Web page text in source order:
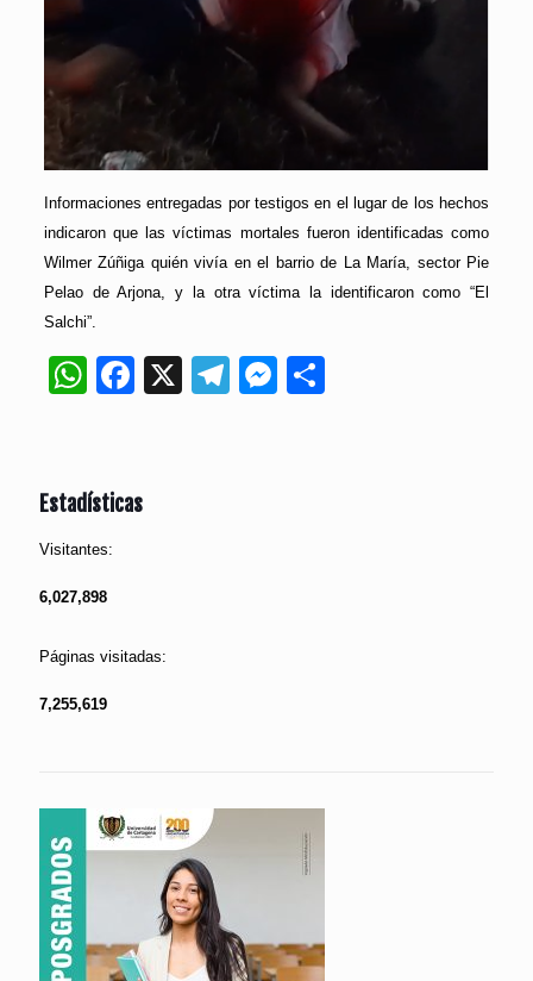
Informaciones entregadas por testigos en el lugar de los hechos
indicaron que las víctimas mortales fueron identificadas como
Wilmer Zúñiga quién vivía en el barrio de La María, sector Pie
Pelao de Arjona, y la otra víctima la identificaron como “El
Salchi”.
WhatsApp
Facebook
X Telegram
Messenger
Estadísticas
Visitantes:
6,027,898
Páginas visitadas:
7,255,619